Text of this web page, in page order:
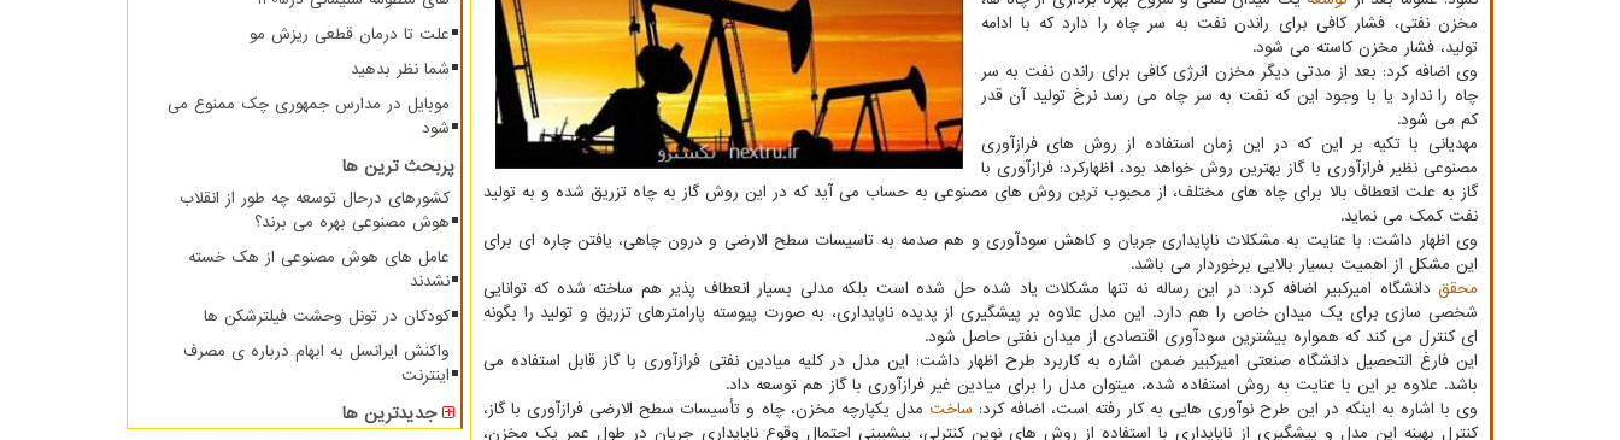
مخزن نفتی، فشار کافی برای راندن نفت به سر چاه را دارد که با ادامه
تولید، فشار مخزن کاسته می شود.
وی اضافه کرد: بعد از مدتی دیگر مخزن انرژی کافی برای راندن نفت به سر
چاه را ندارد یا با وجود این که نفت به سر چاه می رسد نرخ تولید آن قدر
کم می شود.
مهدیانی با تکیه بر این که در این زمان استفاده از روش های فرازآوری
مصنوعی نظیر فرازآوری با گاز بهترین روش خواهد بود، اظهارکرد: فرازآوری با
گاز به علت انعطاف بالا برای چاه های مختلف، از محبوب ترین روش های مصنوعی به حساب می آید که در این روش گاز به چاه تزریق شده و به تولید
نفت کمک می نماید.
وی اظهار داشت: با عنایت به مشکلات ناپایداری جریان و کاهش سودآوری و هم صدمه به تاسیسات سطح الارضی و درون چاهی، یافتن چاره ای برای
این مشکل از اهمیت بسیار بالایی برخوردار می باشد.
محقق دانشگاه امیرکبیر اضافه کرد: در این رساله نه تنها مشکلات یاد شده حل شده است بلکه مدلی بسیار انعطاف پذیر هم ساخته شده که توانایی
شخصی سازی برای یک میدان خاص را هم دارد. این مدل علاوه بر پیشگیری از پدیده ناپایداری، به صورت پیوسته پارامترهای تزریق و تولید را بگونه
ای کنترل می کند که همواره بیشترین سودآوری اقتصادی از میدان نفتی حاصل شود.
این فارغ التحصیل دانشگاه صنعتی امیرکبیر ضمن اشاره به کاربرد طرح اظهار داشت: این مدل در کلیه میادین نفتی فرازآوری با گاز قابل استفاده می
باشد. علاوه بر این با عنایت به روش استفاده شده، میتوان مدل را برای میادین غیر فرازآوری با گاز هم توسعه داد.
وی با اشاره به اینکه در این طرح نوآوری هایی به کار رفته است، اضافه کرد: ساخت مدل یکپارچه مخزن، چاه و تأسیسات سطح الارضی فرازآوری با گاز،
کنترل بهینه این مدل و پیشگیری از ناپایداری با استفاده از روش های نوین کنترلی، پیشبینی احتمال وقوع ناپایداری جریان در طول عمر یک مخزن،
علت تا درمان قطعی ریزش مو
شما نظر بدهید
موبایل در مدارس جمهوری چک ممنوع می
شود
پربحث ترین ها
کشورهای درحال توسعه چه طور از انقلاب
هوش مصنوعی بهره می برند؟
عامل های هوش مصنوعی از هک خسته
نشدند
کودکان در تونل وحشت فیلترشکن ها
واکنش ایرانسل به ابهام درباره ی مصرف
اینترنت
جدیدترین ها